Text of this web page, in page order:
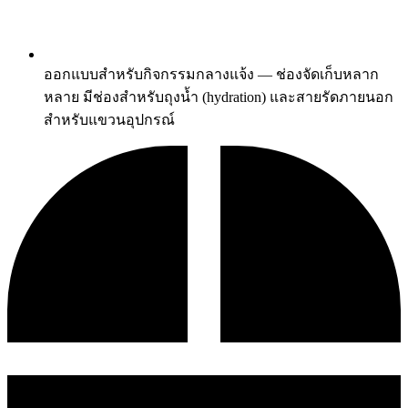
ออกแบบสำหรับกิจกรรมกลางแจ้ง — ช่องจัดเก็บหลาก
หลาย มีช่องสำหรับถุงน้ำ (hydration) และสายรัดภายนอก
สำหรับแขวนอุปกรณ์